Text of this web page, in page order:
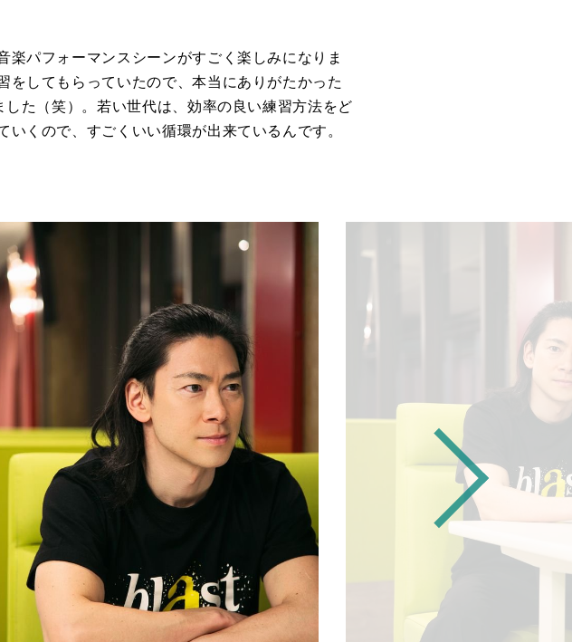
楽パフォーマンスシーンがすごく楽しみになりま
をしてもらっていたので、本当にありがたかった
た（笑）。若い世代は、効率の良い練習方法をど
くので、すごくいい循環が出来ているんです。